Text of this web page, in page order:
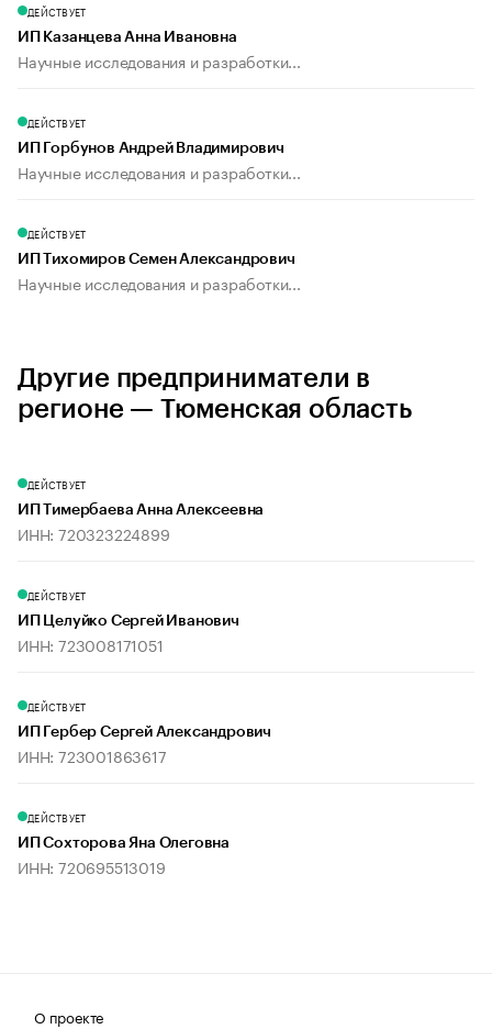
ДЕЙСТВУЕТ
ИП Казанцева Анна Ивановна
Научные исследования и разработки...
ДЕЙСТВУЕТ
ИП Горбунов Андрей Владимирович
Научные исследования и разработки...
ДЕЙСТВУЕТ
ИП Тихомиров Семен Александрович
Научные исследования и разработки...
Другие предприниматели в
регионе — Тюменская область
ДЕЙСТВУЕТ
ИП Тимербаева Анна Алексеевна
ИНН: 720323224899
ДЕЙСТВУЕТ
ИП Целуйко Сергей Иванович
ИНН: 723008171051
ДЕЙСТВУЕТ
ИП Гербер Сергей Александрович
ИНН: 723001863617
ДЕЙСТВУЕТ
ИП Сохторова Яна Олеговна
ИНН: 720695513019
О проекте